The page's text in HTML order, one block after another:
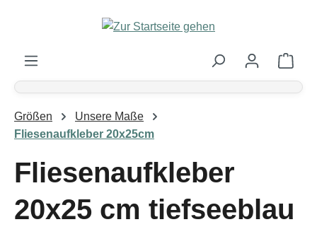
Zum Hauptinhalt springen
Größen
Unsere Maße
Fliesenaufkleber 20x25cm
Fliesenaufkleber
20x25 cm tiefseeblau